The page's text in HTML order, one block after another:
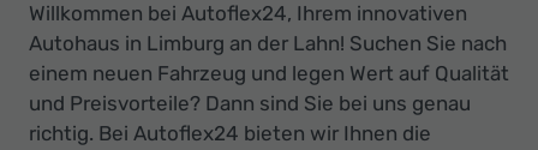
Gebrauchtwagen
zu
Top-
Preisen
Willkommen bei Autoflex24, Ihrem innovativen
Autohaus in Limburg an der Lahn! Suchen Sie nach
einem neuen Fahrzeug und legen Wert auf Qualität
und Preisvorteile? Dann sind Sie bei uns genau
richtig. Bei Autoflex24 bieten wir Ihnen die